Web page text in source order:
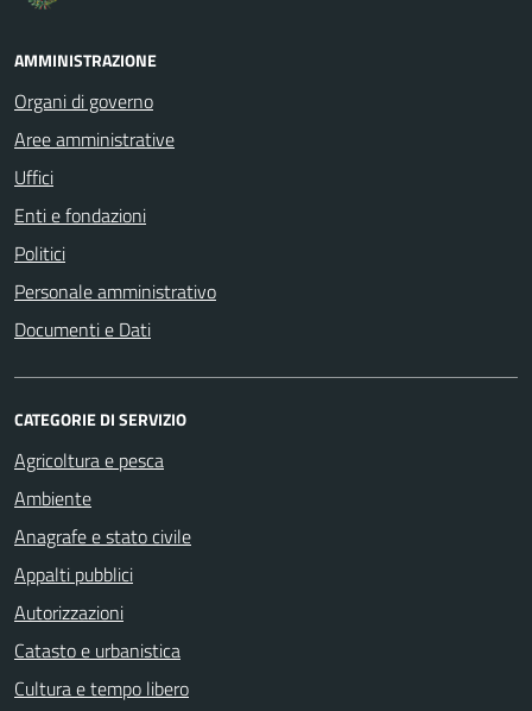
AMMINISTRAZIONE
Organi di governo
Aree amministrative
Uffici
Enti e fondazioni
Politici
Personale amministrativo
Documenti e Dati
CATEGORIE DI SERVIZIO
Agricoltura e pesca
Ambiente
Anagrafe e stato civile
Appalti pubblici
Autorizzazioni
Catasto e urbanistica
Cultura e tempo libero